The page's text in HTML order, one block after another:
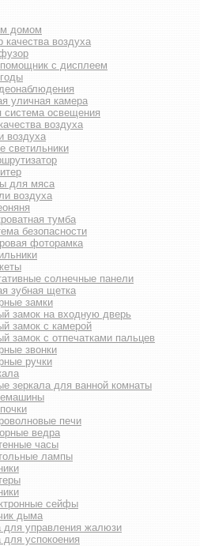
домом
качества воздуха
помощник с дисплеем
уличная камера
система освещения
воздуха
воздуха
светильники
для мяса
воздуха
тумба
безопасности
фоторамка
солнечные панели
зубная щетка
замки
замок на входную дверь
замок с камерой
замок с отпечатками пальцев
звонки
ручки
зеркала для ванной комнаты
печи
ведра
часы
лампы
сейфы
дыма
для управления жалюзи
для успокоения